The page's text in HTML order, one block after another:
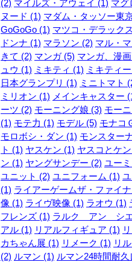
(2) マイルズ・アウェイ (1) マグ
ヌード (1) マダム・タッソー東
GoGoGo (1) マツコ・デラック
ドンナ (1) マラソン (2) マル・
きて (2) マンガ (5) マンガ、漫
ュウ (1) ミキティ (1) ミキティ
日本グランプリ (1) ミニトマト
ミリオン (1) メインキャスター
ーツ (2) モーニング娘 (3) モー
(1) モテ力 (1) モデル (5) モナコ
モロボシ・ダン (1) モンスター
ト (1) ヤスケン (1) ヤスコとケ
ン (1) ヤングサンデー (2) ユー
ユニット (2) ユニフォーム (1)
(1) ライアーゲームザ・ファイ
像 (1) ライヴ映像 (1) ラオウ (1)
フレンズ (1) ラルク アン シ
アル (1) リアルフィギュア (1)
カちゃん展 (1) リメーク (1) リ
(2) ルマン (1) ルマン24時間耐